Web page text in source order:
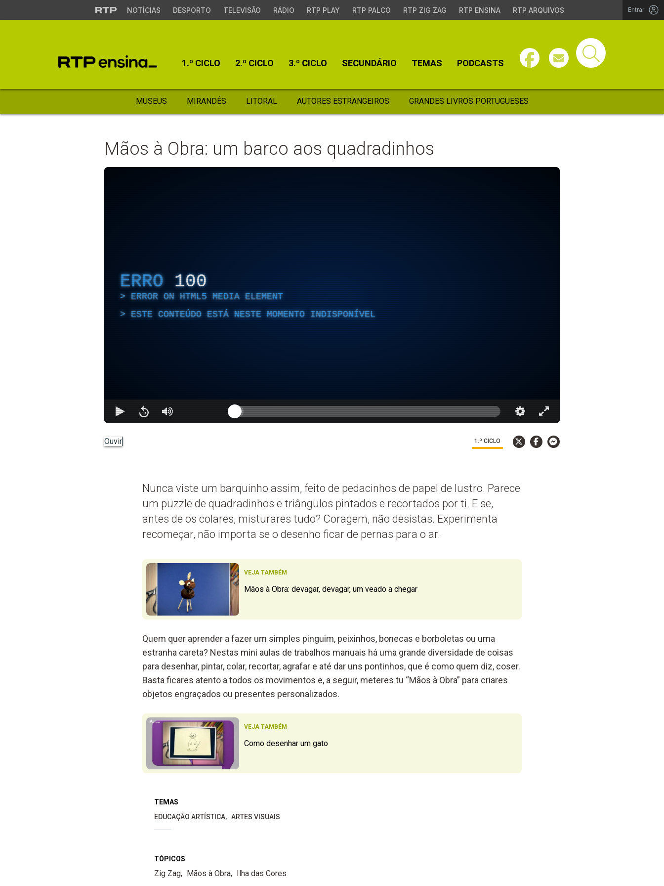
NOTÍCIAS DESPORTO TELEVISÃO RÁDIO RTP PLAY RTP PALCO RTP ZIG ZAG RTP ENSINA RTP ARQUIVOS Entrar
1.º CICLO 2.º CICLO 3.º CICLO SECUNDÁRIO TEMAS PODCASTS
MUSEUS MIRANDÊS LITORAL AUTORES ESTRANGEIROS GRANDES LIVROS PORTUGUESES
Mãos à Obra: um barco aos quadradinhos
ERRO 100
ERROR ON HTML5 MEDIA ELEMENT
ESTE CONTEÚDO ESTÁ NESTE MOMENTO INDISPONÍVEL
Ouvir 1.º CICLO
Nunca viste um barquinho assim, feito de pedacinhos de papel de lustro. Parece
um puzzle de quadradinhos e triângulos pintados e recortados por ti. E se,
antes de os colares, misturares tudo? Coragem, não desistas. Experimenta
recomeçar, não importa se o desenho ficar de pernas para o ar.
VEJA TAMBÉM
Mãos à Obra: devagar, devagar, um veado a chegar
Quem quer aprender a fazer um simples pinguim, peixinhos, bonecas e borboletas ou uma
estranha careta? Nestas mini aulas de trabalhos manuais há uma grande diversidade de coisas
para desenhar, pintar, colar, recortar, agrafar e até dar uns pontinhos, que é como quem diz, coser.
Basta ficares atento a todos os movimentos e, a seguir, meteres tu “Mãos à Obra” para criares
objetos engraçados ou presentes personalizados.
VEJA TAMBÉM
Como desenhar um gato
TEMAS
EDUCAÇÃO ARTÍSTICA
ARTES VISUAIS
TÓPICOS
Zig Zag Mãos à Obra Ilha das Cores